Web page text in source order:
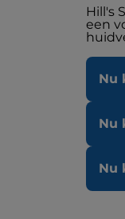
Hill's
een
Nu
Nu
Nu